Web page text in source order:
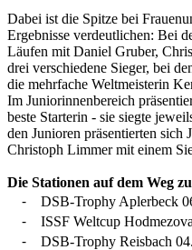
Dabei ist die Spitze bei
Ergebnisse verdeutlichen: Bei
Läufen mit Daniel Gruber,
drei verschiedene Sieger, bei
die mehrfache Weltmeisterin
Im Juniorinnenbereich
beste Starterin - sie siegte
den Junioren präsentierten
Christoph Limmer mit einem
Die Stationen auf dem Weg
⁃ DSB-Trophy Aplerbeck
⁃ ISSF Weltcup
⁃ DSB-Trophy Reisbach